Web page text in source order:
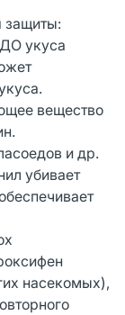
защиты:
укуса
вещество
и др.
убивает
насекомых),